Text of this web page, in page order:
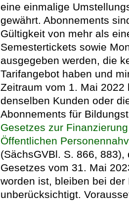
eine einmalige
gewährt. Abonnements
Gültigkeit von mehr als
Semestertickets sowie
ausgegeben werden, die
Tarifangebot haben und
Zeitraum vom 1. Mai
denselben Kunden oder
Abonnements für
Gesetzes zur
Öffentlichen
(SächsGVBl. S. 866,
Gesetzes vom 31. Mai
worden ist, bleiben bei
unberücksichtigt.